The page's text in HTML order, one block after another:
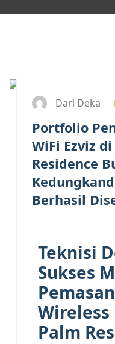
Dari Deka
Portfolio
WiFi Ezviz
Residence
Berhasil
Teknisi
Sukses
Wireless
Palm